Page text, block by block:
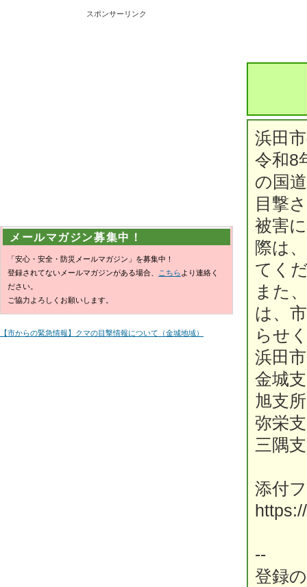
浜田
令和8
の国
目撃
被害
際は
てく
また
は、
らせ
浜田
金城
旭支
弥栄
三隅
添付
--
登録
スポンサーリンク
メールマガジン募集中！
「安心・安全・防災メールマガジン」を募集中！
登録されてないメールマガジンがある場合、
こちら より連絡く
ださい。
ご協力よろしくお願いします。
【市からの緊急情報】クマの目撃情報について（金城地域）